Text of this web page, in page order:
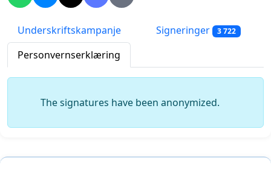
Underskriftskampanje Signeringer 3 722
Personvernserklæring
The signatures have been anonymized.